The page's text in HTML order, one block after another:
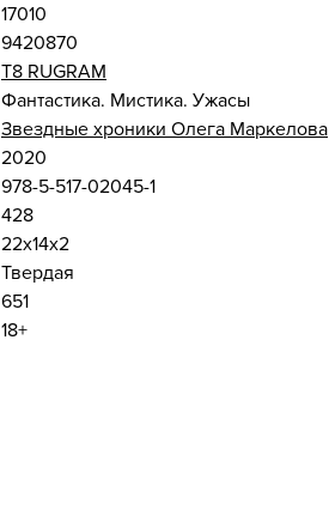
17010
9420870
Т8 RUGRAM
Фантастика. Мистика. Ужасы
Звездные хроники Олега Маркелова
2020
978-5-517-02045-1
428
22x14x2
Твердая
651
18+